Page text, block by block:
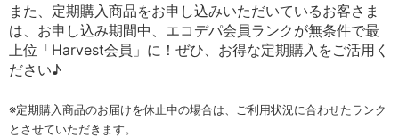
また、定期購入商品をお申し込みいただいているお客さま
は、お申し込み期間中、エコデパ会員ランクが無条件で最
上位「Harvest会員」に！ぜひ、お得な定期購入をご活用く
ださい♪
※定期購入商品のお届けを休止中の場合は、ご利用状況に合わせたランク
とさせていただきます。